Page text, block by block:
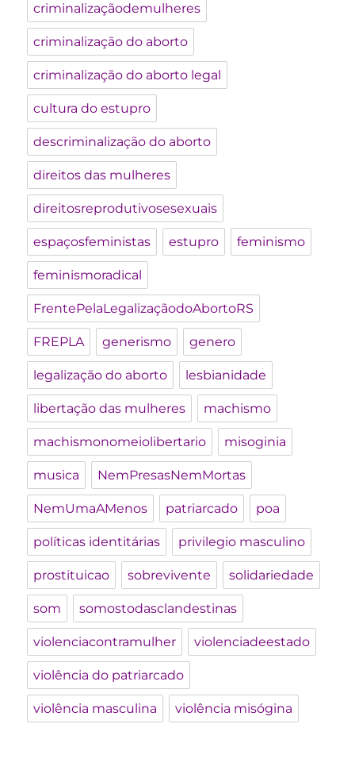
criminalizaçãodemulheres
criminalização do aborto
criminalização do aborto legal
cultura do estupro
descriminalização do aborto
direitos das mulheres
direitosreprodutivosesexuais
espaçosfeministas estupro feminismo
feminismoradical
FrentePelaLegalizaçãodoAbortoRS
FREPLA generismo genero
legalização do aborto lesbianidade
libertação das mulheres machismo
machismonomeiolibertario misoginia
musica NemPresasNemMortas
NemUmaAMenos patriarcado poa
políticas identitárias privilegio masculino
prostituicao sobrevivente solidariedade
som somostodasclandestinas
violenciacontramulher violenciadeestado
violência do patriarcado
violência masculina violência misógina